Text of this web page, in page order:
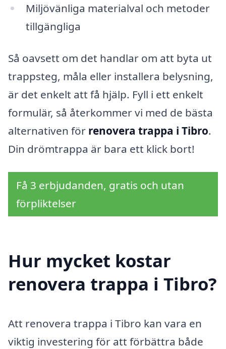
Miljövänliga materialval och metoder
tillgängliga
Så oavsett om det handlar om att byta ut
trappsteg, måla eller installera belysning,
är det enkelt att få hjälp. Fyll i ett enkelt
formulär, så återkommer vi med de bästa
alternativen för renovera trappa i Tibro.
Din drömtrappa är bara ett klick bort!
Få 3 erbjudanden, gratis och utan
förpliktelser
Hur mycket kostar
renovera trappa i Tibro?
Att renovera trappa i Tibro kan vara en
viktig investering för att förbättra både